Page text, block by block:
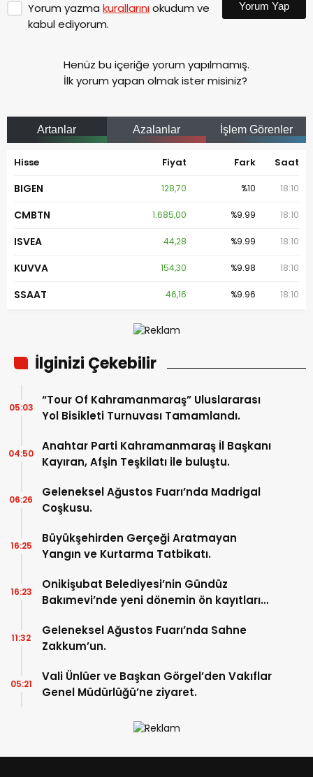
Yorum yazma kurallarınıokudum ve
kabul ediyorum.
Yorum Yap
Henüz bu içeriğe yorum yapılmamış.
İlk yorum yapan olmak ister misiniz?
Artanlar Azalanlar İşlem Görenler
Hisse Fiyat Fark Saat
BIGEN 128,70 %10 18:10
CMBTN 1.685,00 %9.99 18:10
ISVEA 44,28 %9.99 18:10
KUVVA 154,30 %9.98 18:10
SSAAT 46,16 %9.96 18:10
İlginizi Çekebilir
“Tour Of Kahramanmaraş” Uluslararası
Yol Bisikleti Turnuvası Tamamlandı.
05:03
Anahtar Parti Kahramanmaraş İl Başkanı
Kayıran, Afşin Teşkilatı ile buluştu.
04:50
Geleneksel Ağustos Fuarı’nda Madrigal
Coşkusu.
06:26
Büyükşehirden Gerçeği Aratmayan
Yangın ve Kurtarma Tatbikatı.
16:25
Onikişubat Belediyesi’nin Gündüz
Bakımevi’nde yeni dönemin ön kayıtları
16:23
Geleneksel Ağustos Fuarı’nda Sahne
Zakkum’un.
11:32
Vali Ünlüer ve Başkan Görgel’den Vakıflar
Genel Müdürlüğü’ne ziyaret.
05:21